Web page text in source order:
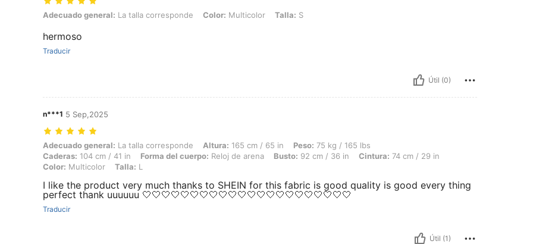
Adecuado general: La talla corresponde, Color: Multicolor, Talla: S
Adecuado general: La talla corresponde Color: Multicolor Talla: S
hermoso
Traducir
Útil (0)
n***1 5 Sep,2025
Adecuado general: La talla corresponde, Altura: 165 cm / 65 in, Peso: 75 kg / 165 lbs, Caderas: 104 cm / 41 in, Forma del cuerpo: Reloj de arena,
Adecuado general: La talla corresponde Altura: 165 cm / 65 in Peso: 75 kg / 165 lbs
Caderas: 104 cm / 41 in Forma del cuerpo: Reloj de arena Busto: 92 cm / 36 in Cintura: 74 cm / 29 in
Color: Multicolor Talla: L
I like the product very much thanks to SHEIN for this fabric is good quality is good every thing
perfect thank uuuuuu 🤍🤍🤍🤍🤍🤍🤍🤍🤍🤍🤍🤍🤍🤍🤍🤍🤍🤍🤍🤍🤍🤍
Traducir
Útil (1)